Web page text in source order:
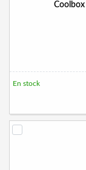
Coolbox
En stock